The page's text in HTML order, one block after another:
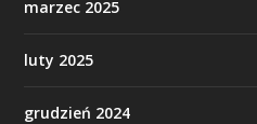
marzec 2025
luty 2025
grudzień 2024